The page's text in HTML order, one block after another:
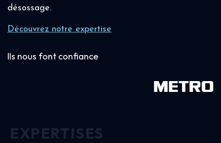
désossage.
Découvrez notre expertise
Ils nous font confiance
EXPERTISES